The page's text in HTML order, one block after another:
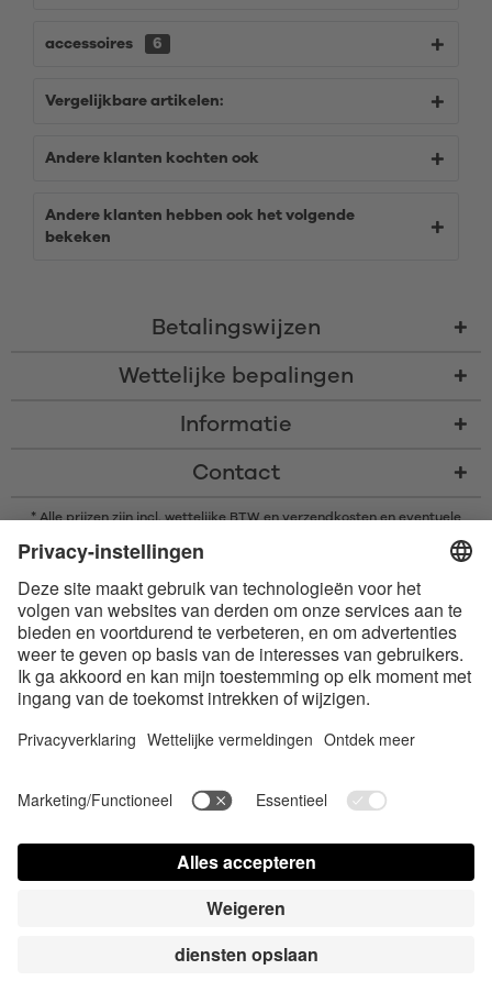
accessoires 6
Vergelijkbare artikelen:
Andere klanten kochten ook
Andere klanten hebben ook het volgende
bekeken
Betalingswijzen
Wettelijke bepalingen
Informatie
Contact
* Alle prijzen zijn incl. wettelijke BTW en verzendkosten en eventuele
rembourskosten, indien niet anders beschreven
handelsmerken van Bluetooth SIG, Inc. en elk gebruik van dergelijke
Apple, het Apple logo en Apple Watch zijn handelsmerken van Apple Inc.
Google Play en het Google Play-logo zijn handelsmerken van Google LLC.
Contact us today
Gebruiksaanwijzing Kontakt